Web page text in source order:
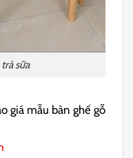
sữa
giá mẫu bàn ghế gỗ